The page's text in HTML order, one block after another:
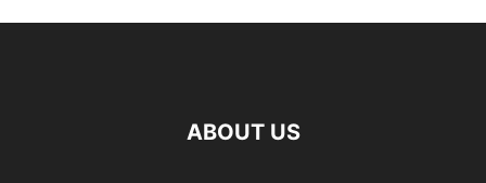
ABOUT US